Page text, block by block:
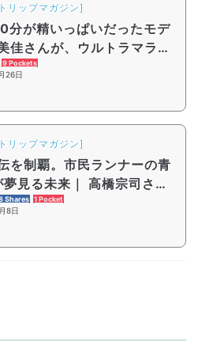
ップマガジン]
が精いっぱいだったモデ
佳さんが、ウルトラマラソ
するまで
9 Pockets
26日
ップマガジン]
を制覇。市民ランナーの青
見る未来｜ 高橋宗司さん
ビュー
Shares 1 Pocket
8日